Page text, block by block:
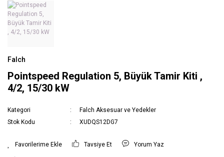
Falch
Pointspeed Regulation 5, Büyük Tamir Kiti ,
4/2, 15/30 kW
Kategori
Falch Aksesuar ve Yedekler
Stok Kodu
XUDQS12DG7
Tavsiye Et Yorum Yaz